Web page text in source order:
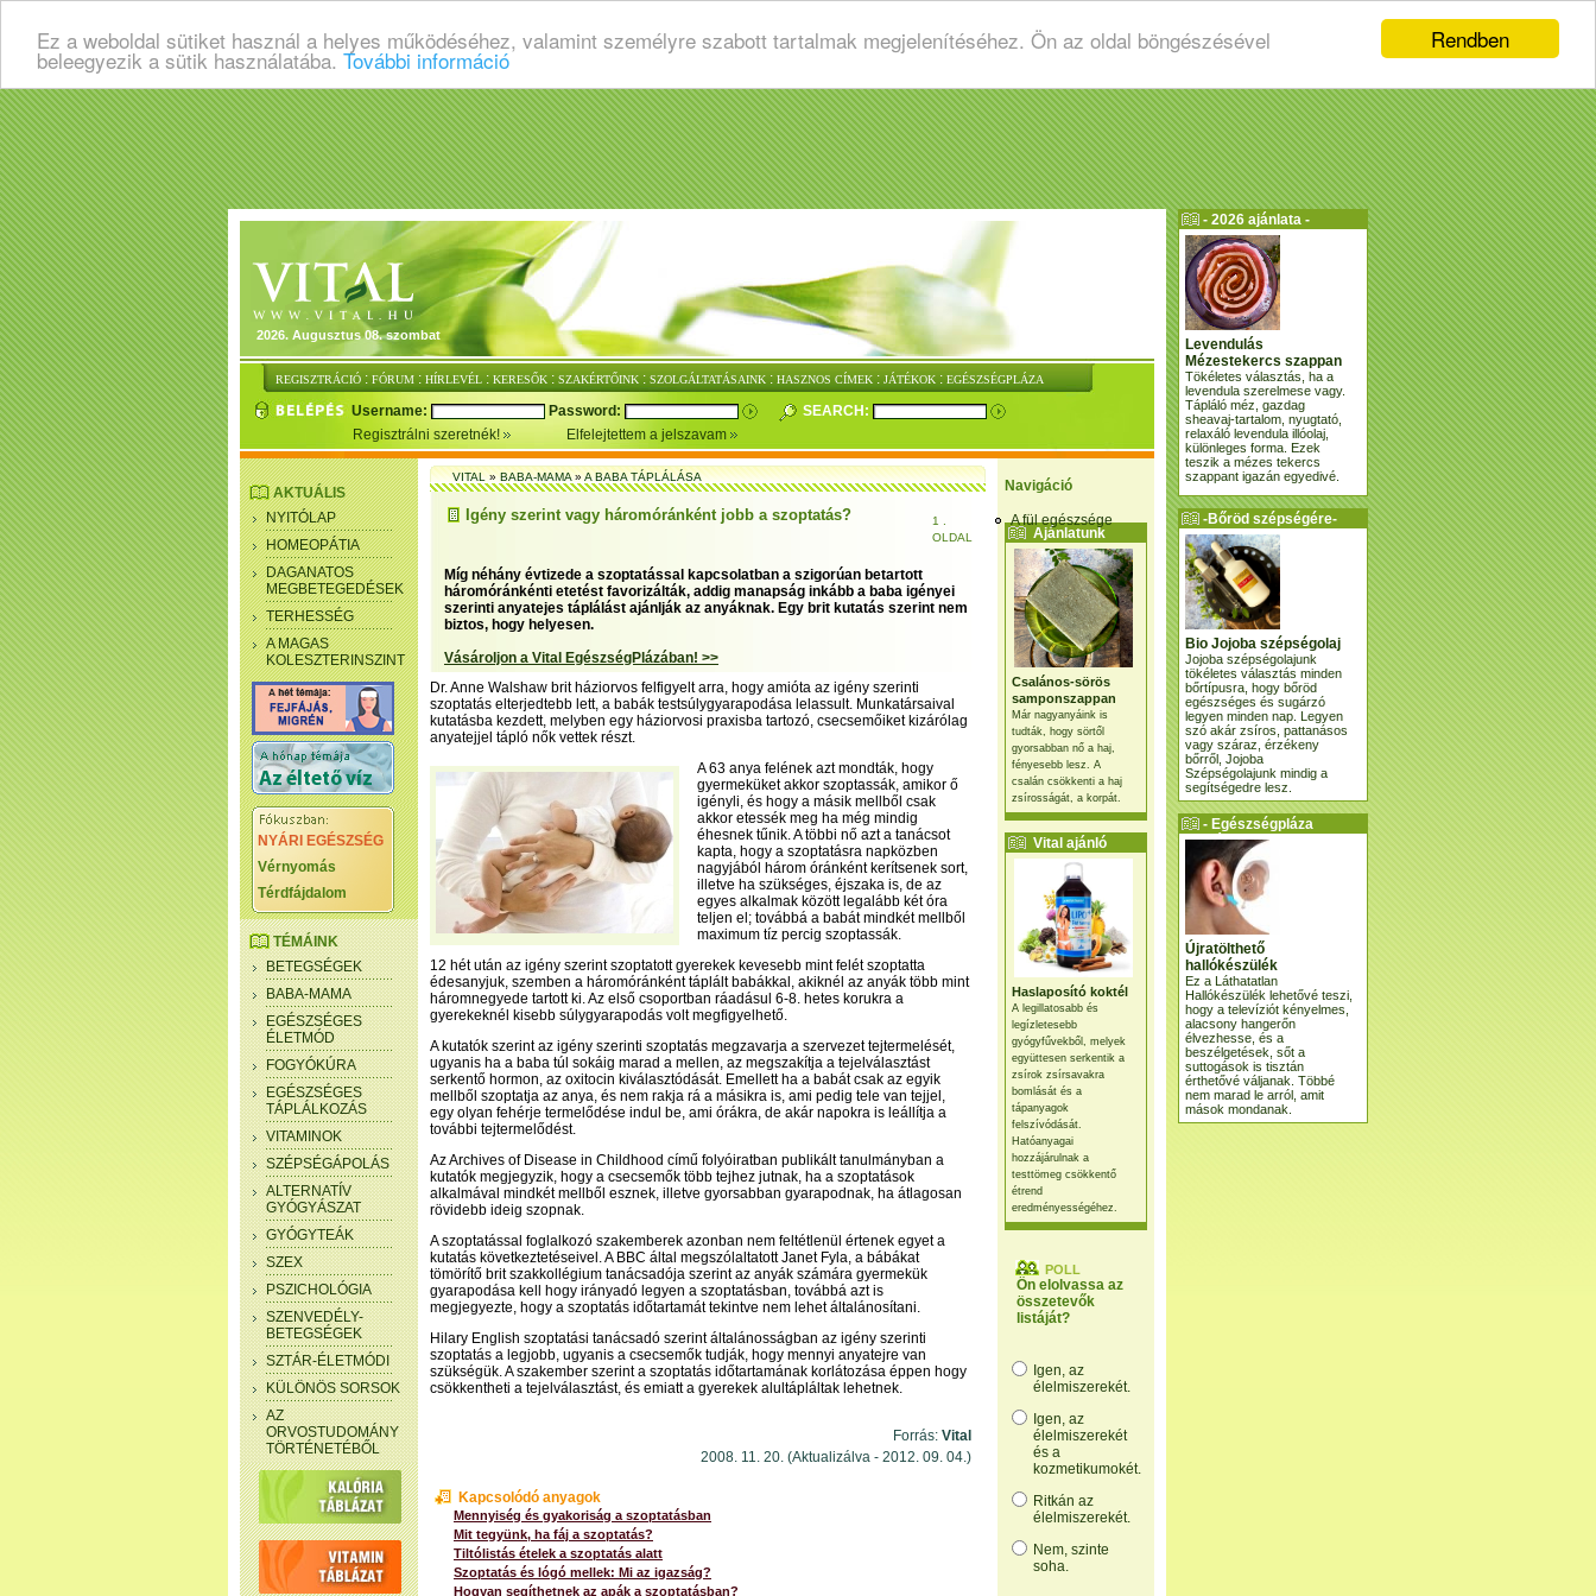
Rendben
Ez a weboldal sütiket használ a helyes működéséhez, valamint személyre szabott tartalmak megjelenítéséhez. Ön az oldal böngészésével
beleegyezik a sütik használatába. További információ
2026. Augusztus 08. szombat
REGISZTRÁCIÓ : FÓRUM : HÍRLEVÉL : KERESŐK : SZAKÉRTŐINK : SZOLGÁLTATÁSAINK : HASZNOS CÍMEK : JÁTÉKOK : EGÉSZSÉGPLÁZA
Username: Password:
SEARCH:
Regisztrálni szeretnék!
Elfelejtettem a jelszavam
Navigáció
A fül egészsége
Ajánlatunk
Csalános-sörös
samponszappan
Már nagyanyáink is
tudták, hogy sörtől
gyorsabban nő a haj,
fényesebb lesz. A
csalán csökkenti a haj
zsírosságát, a korpát.
Vital ajánló
Haslaposító koktél
A legillatosabb és
legízletesebb
gyógyfűvekből, melyek
együttesen serkentik a
zsírok zsírsavakra
bomlását és a
tápanyagok
felszívódását.
Hatóanyagai
hozzájárulnak a
testtömeg csökkentő
étrend
eredményességéhez.
POLL
Ön elolvassa az
összetevők
listáját?
Igen, az
élelmiszerekét.
Igen, az
élelmiszerekét
és a
kozmetikumokét.
Ritkán az
élelmiszerekét.
Nem, szinte
soha.
AKTUÁLIS
NYITÓLAP
HOMEOPÁTIA
DAGANATOS
MEGBETEGEDÉSEK
TERHESSÉG
A MAGAS
KOLESZTERINSZINT
NYÁRI EGÉSZSÉG
Vérnyomás
Térdfájdalom
TÉMÁINK
BETEGSÉGEK
BABA-MAMA
EGÉSZSÉGES
ÉLETMÓD
FOGYÓKÚRA
EGÉSZSÉGES
TÁPLÁLKOZÁS
VITAMINOK
SZÉPSÉGÁPOLÁS
ALTERNATÍV
GYÓGYÁSZAT
GYÓGYTEÁK
SZEX
PSZICHOLÓGIA
SZENVEDÉLY-
BETEGSÉGEK
SZTÁR-ÉLETMÓDI
KÜLÖNÖS SORSOK
AZ
ORVOSTUDOMÁNY
TÖRTÉNETÉBŐL
VITAL»BABA-MAMA»A BABA TÁPLÁLÁSA
Igény szerint vagy háromóránként jobb a szoptatás?
1 .
OLDAL
Míg néhány évtizede a szoptatással kapcsolatban a szigorúan betartott
háromóránkénti etetést favorizálták, addig manapság inkább a baba igényei
szerinti anyatejes táplálást ajánlják az anyáknak. Egy brit kutatás szerint nem
biztos, hogy helyesen.
Vásároljon a Vital EgészségPlázában! >>
Dr. Anne Walshaw brit háziorvos felfigyelt arra, hogy amióta az igény szerinti
szoptatás elterjedtebb lett, a babák testsúlygyarapodása lelassult. Munkatársaival
kutatásba kezdett, melyben egy háziorvosi praxisba tartozó, csecsemőiket kizárólag
anyatejjel tápló nők vettek részt.
A 63 anya felének azt mondták, hogy
gyermeküket akkor szoptassák, amikor ő
igényli, és hogy a másik mellből csak
akkor etessék meg ha még mindig
éhesnek tűnik. A többi nő azt a tanácsot
kapta, hogy a szoptatásra napközben
nagyjából három óránként kerítsenek sort,
illetve ha szükséges, éjszaka is, de az
egyes alkalmak között legalább két óra
teljen el; továbbá a babát mindkét mellből
maximum tíz percig szoptassák.
12 hét után az igény szerint szoptatott gyerekek kevesebb mint felét szoptatta
édesanyjuk, szemben a háromóránként táplált babákkal, akiknél az anyák több mint
háromnegyede tartott ki. Az első csoportban ráadásul 6-8. hetes korukra a
gyerekeknél kisebb súlygyarapodás volt megfigyelhető.
A kutatók szerint az igény szerinti szoptatás megzavarja a szervezet tejtermelését,
ugyanis ha a baba túl sokáig marad a mellen, az megszakítja a tejelválasztást
serkentő hormon, az oxitocin kiválasztódását. Emellett ha a babát csak az egyik
mellből szoptatja az anya, és nem rakja rá a másikra is, ami pedig tele van tejjel,
egy olyan fehérje termelődése indul be, ami órákra, de akár napokra is leállítja a
további tejtermelődést.
Az Archives of Disease in Childhood című folyóiratban publikált tanulmányban a
kutatók megjegyzik, hogy a csecsemők több tejhez jutnak, ha a szoptatások
alkalmával mindkét mellből esznek, illetve gyorsabban gyarapodnak, ha átlagosan
rövidebb ideig szopnak.
A szoptatással foglalkozó szakemberek azonban nem feltétlenül értenek egyet a
kutatás következtetéseivel. A BBC által megszólaltatott Janet Fyla, a bábákat
tömörítő brit szakkollégium tanácsadója szerint az anyák számára gyermekük
gyarapodása kell hogy irányadó legyen a szoptatásban, továbbá azt is
megjegyezte, hogy a szoptatás időtartamát tekintve nem lehet általánosítani.
Hilary English szoptatási tanácsadó szerint általánosságban az igény szerinti
szoptatás a legjobb, ugyanis a csecsemők tudják, hogy mennyi anyatejre van
szükségük. A szakember szerint a szoptatás időtartamának korlátozása éppen hogy
csökkentheti a tejelválasztást, és emiatt a gyerekek alultápláltak lehetnek.
Forrás: Vital
2008. 11. 20. (Aktualizálva - 2012. 09. 04.)
Kapcsolódó anyagok
Mennyiség és gyakoriság a szoptatásban
Mit tegyünk, ha fáj a szoptatás?
Tiltólistás ételek a szoptatás alatt
Szoptatás és lógó mellek: Mi az igazság?
Hogyan segíthetnek az apák a szoptatásban?
- 2026 ajánlata -
Levendulás
Mézestekercs szappan
Tökéletes választás, ha a
levendula szerelmese vagy.
Tápláló méz, gazdag
sheavaj-tartalom, nyugtató,
relaxáló levendula illóolaj,
különleges forma. Ezek
teszik a mézes tekercs
szappant igazán egyedivé.
-Bőröd szépségére-
Bio Jojoba szépségolaj
Jojoba szépségolajunk
tökéletes választás minden
bőrtípusra, hogy bőröd
egészséges és sugárzó
legyen minden nap. Legyen
szó akár zsíros, pattanásos
vagy száraz, érzékeny
bőrről, Jojoba
Szépségolajunk mindig a
segítségedre lesz.
- Egészségpláza
ajánlatunk -
Újratölthető
hallókészülék
Ez a Láthatatlan
Hallókészülék lehetővé teszi,
hogy a televíziót kényelmes,
alacsony hangerőn
élvezhesse, és a
beszélgetések, sőt a
suttogások is tisztán
érthetővé váljanak. Többé
nem marad le arról, amit
mások mondanak.